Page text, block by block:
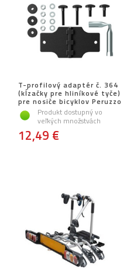
T-profilový adaptér č. 364
(kĺzačky pre hliníkové tyče)
pre nosiče bicyklov Peruzzo
Produkt dostupný vo
veľkých množstvách
12,49 €